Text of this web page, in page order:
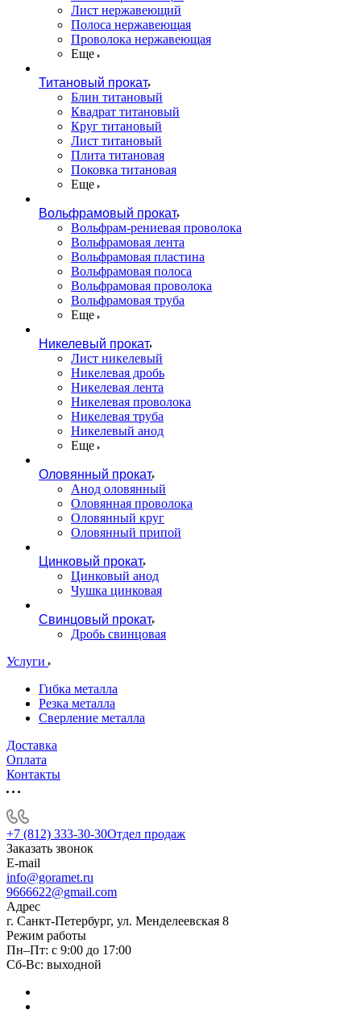
Лист нержавеющий
Полоса нержавеющая
Проволока нержавеющая
Еще
Титановый прокат
Блин титановый
Квадрат титановый
Круг титановый
Лист титановый
Плита титановая
Поковка титановая
Еще
Вольфрамовый прокат
Вольфрам-рениевая проволока
Вольфрамовая лента
Вольфрамовая пластина
Вольфрамовая полоса
Вольфрамовая проволока
Вольфрамовая труба
Еще
Никелевый прокат
Лист никелевый
Никелевая дробь
Никелевая лента
Никелевая проволока
Никелевая труба
Никелевый анод
Еще
Оловянный прокат
Анод оловянный
Оловянная проволока
Оловянный круг
Оловянный припой
Цинковый прокат
Цинковый анод
Чушка цинковая
Свинцовый прокат
Дробь свинцовая
Услуги
Гибка металла
Резка металла
Сверление металла
Доставка
Оплата
Контакты
+7 (812) 333-30-30Отдел продаж
Заказать звонок
E-mail
info@goramet.ru
9666622@gmail.com
Адрес
г. Санкт-Петербург, ул. Менделеевская 8
Режим работы
Пн–Пт: с 9:00 до 17:00
Сб-Вс: выходной